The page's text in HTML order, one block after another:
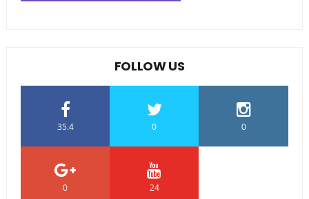
FOLLOW US
35.4 0 0
0 24